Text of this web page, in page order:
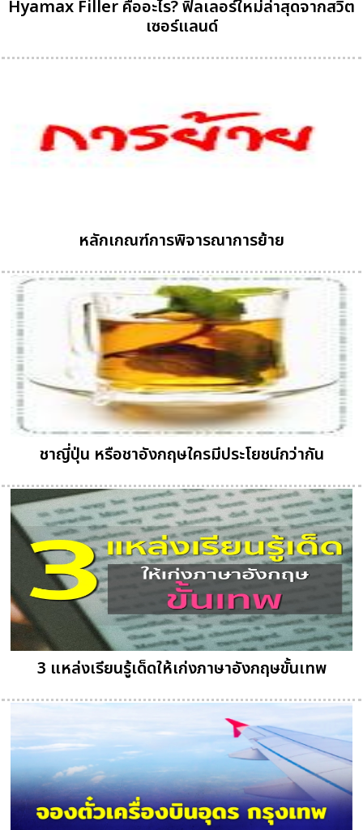
Hyamax Filler คืออะไร? ฟิลเลอร์ใหม่ล่าสุดจากสวิต
เซอร์แลนด์
หลักเกณฑ์การพิจารณาการย้าย
ชาญี่ปุ่น หรือชาอังกฤษใครมีประโยชน์กว่ากัน
3 แหล่งเรียนรู้เด็ดให้เก่งภาษาอังกฤษขั้นเทพ